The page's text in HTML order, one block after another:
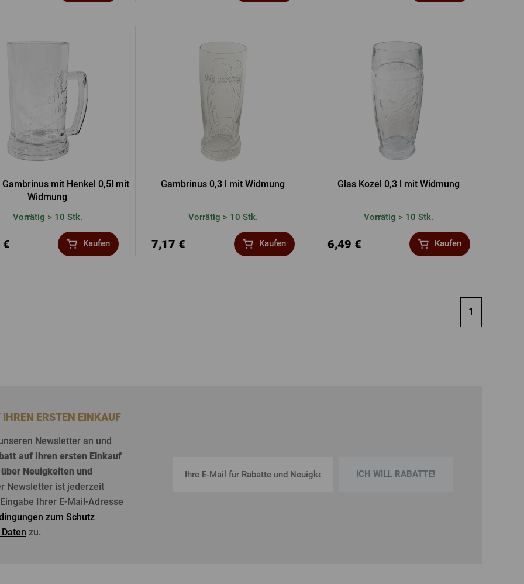
Gambrinus mit Henkel 0,5l mit
Widmung
Vorrätig > 10 Stk.
€ Kaufen
Gambrinus 0,3 l mit Widmung
Vorrätig > 10 Stk.
7,17 € Kaufen
Glas Kozel 0,3 l mit Widmung
Vorrätig > 10 Stk.
6,49 € Kaufen
1
ERSTEN EINKAUF
Newsletter an und
auf Ihren ersten Einkauf
über Neuigkeiten und
Newsletter ist jederzeit
Ihrer E-Mail-Adresse
zum Schutz
zu.
ICH WILL RABATTE!